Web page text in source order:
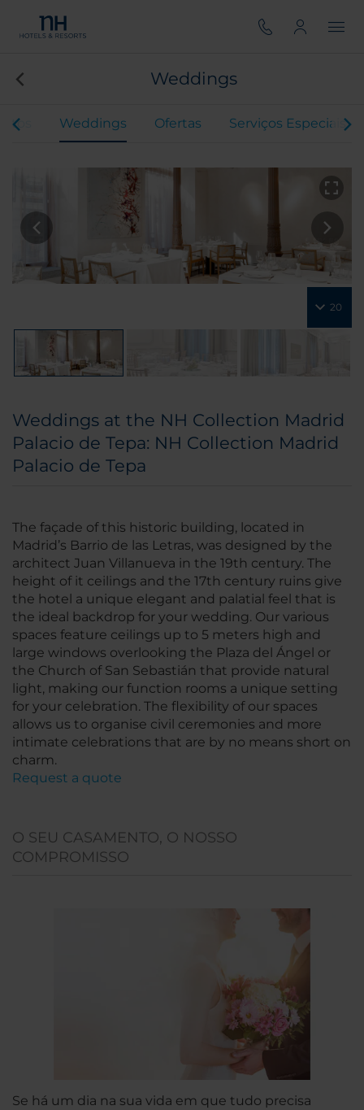
Weddings
Weddings Ofertas Serviços Especiais
20
Weddings at the NH Collection Madrid
Palacio de Tepa: NH Collection Madrid
Palacio de Tepa
The façade of this historic building, located in
Madrid’s Barrio de las Letras, was designed by the
architect Juan Villanueva in the 19th century. The
height of it ceilings and the 17th century ruins give
the hotel a unique elegant and palatial feel that is
the ideal backdrop for your wedding. Our various
spaces feature ceilings up to 5 meters high and
large windows overlooking the Plaza del Ángel or
the Church of San Sebastián that provide natural
light, making our function rooms a unique setting
for your celebration. The flexibility of our spaces
allows us to organise civil ceremonies and more
intimate celebrations that are by no means short on
charm.
Request a quote
O SEU CASAMENTO, O NOSSO
COMPROMISSO
Se há um dia na sua vida em que tudo precisa